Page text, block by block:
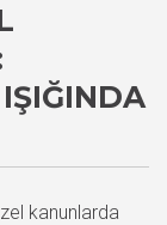
kanunlarda